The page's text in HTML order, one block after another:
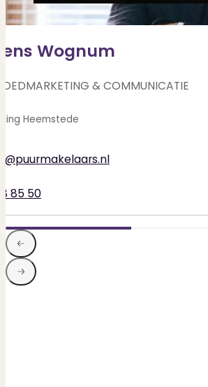
Wognum
& COMMUNICATIE
Heemstede
85 50